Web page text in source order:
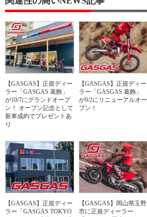
【GASGAS】正規ディー
ラー「GASGAS 葛飾」
が10/7にグランドオープ
ン！ オープン記念として
新車成約でプレゼントあ
り
【GASGAS】正規ディー
ラー「GASGAS 葛飾」
が9/2にリニューアルオー
プン！
【GASGAS】正規ディー
ラー「GASGAS TOKYO
【GASGAS】岡山県玉野
市に正規ディーラー